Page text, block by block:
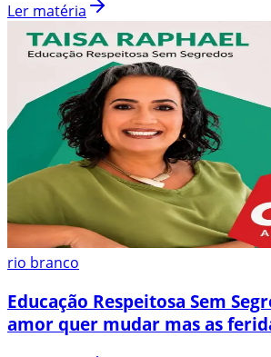
Ler matéria
rio branco
Educação Respeitosa Sem
amor quer mudar mas as